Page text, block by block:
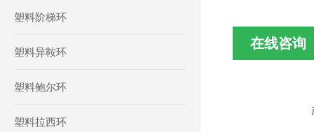
塑料阶梯环
塑料异鞍环
塑料鲍尔环
塑料拉西环
在线咨询